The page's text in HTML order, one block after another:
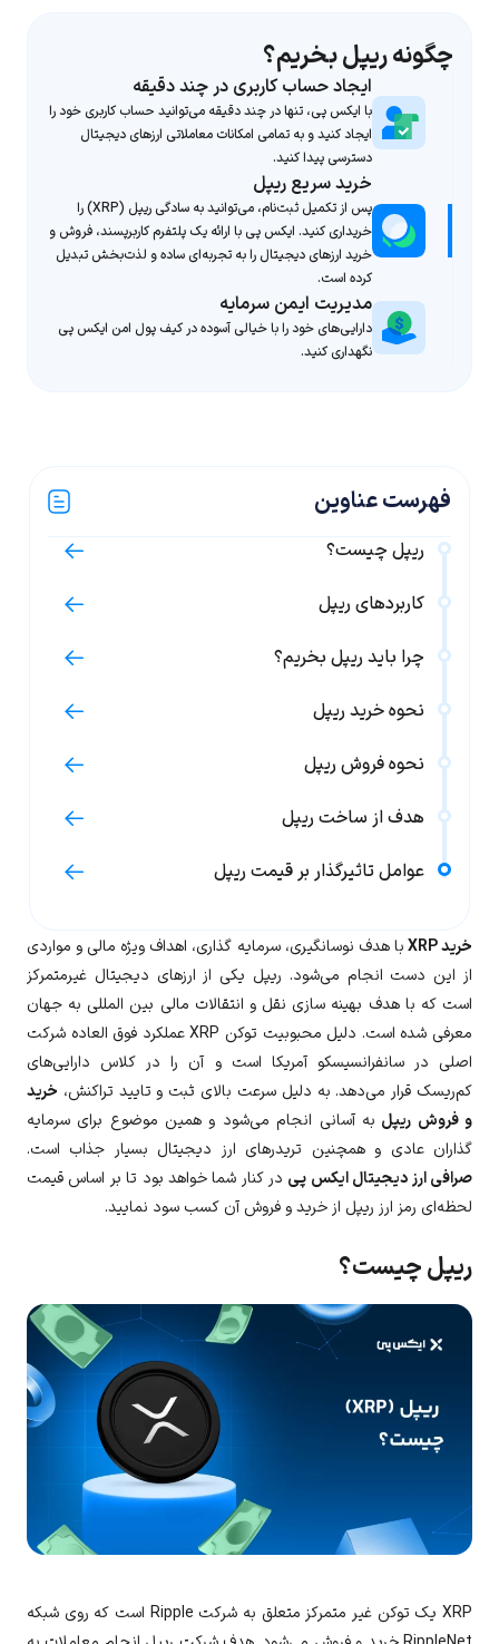
چگونه ریپل بخریم؟
ایجاد حساب کاربری در چند دقیقه
با ایکس پی، تنها در چند دقیقه می‌توانید حساب کاربری خود را
ایجاد کنید و به تمامی امکانات معاملاتی ارزهای دیجیتال
دسترسی پیدا کنید.
خرید سریع ریپل
پس از تکمیل ثبت‌نام، می‌توانید به سادگی ریپل (XRP) را
خریداری کنید. ایکس پی با ارائه یک پلتفرم کاربرپسند، فروش و
خرید ارزهای دیجیتال را به تجربه‌ای ساده و لذت‌بخش تبدیل
کرده است.
مدیریت ایمن سرمایه
دارایی‌های خود را با خیالی آسوده در کیف پول امن ایکس پی
نگهداری کنید.
خرید XRP
با هدف نوسانگیری، سرمایه گذاری، اهداف ویژه مالی و مواردی
از این دست انجام می‌شود. ریپل یکی از ارزهای دیجیتال غیرمتمرکز
است که با هدف بهینه سازی نقل و انتقالات مالی بین المللی به جهان
معرفی شده است. دلیل محبوبیت توکن XRP عملکرد فوق العاده شرکت
اصلی در سانفرانسیسکو آمریکا است و آن را در کلاس دارایی‌های
کم‌ریسک قرار می‌دهد. به دلیل سرعت بالای ثبت و تایید تراکنش، خرید
و فروش ریپل به آسانی انجام می‌شود و همین موضوع برای سرمایه
گذاران عادی و همچنین تریدرهای ارز دیجیتال بسیار جذاب است.
صرافی ارز دیجیتال ایکس پی در کنار شما خواهد بود تا بر اساس قیمت
لحظه‌ای رمز ارز ریپل از خرید و فروش آن کسب سود نمایید.
ریپل چیست؟
XRP یک توکن غیر متمرکز متعلق به شرکت Ripple است که روی شبکه
فهرست عناوین
ریپل چیست؟
کاربردهای ریپل
چرا باید ریپل بخریم؟
نحوه خرید ریپل
نحوه فروش ریپل
هدف از ساخت ریپل
عوامل تاثیرگذار بر قیمت ریپل